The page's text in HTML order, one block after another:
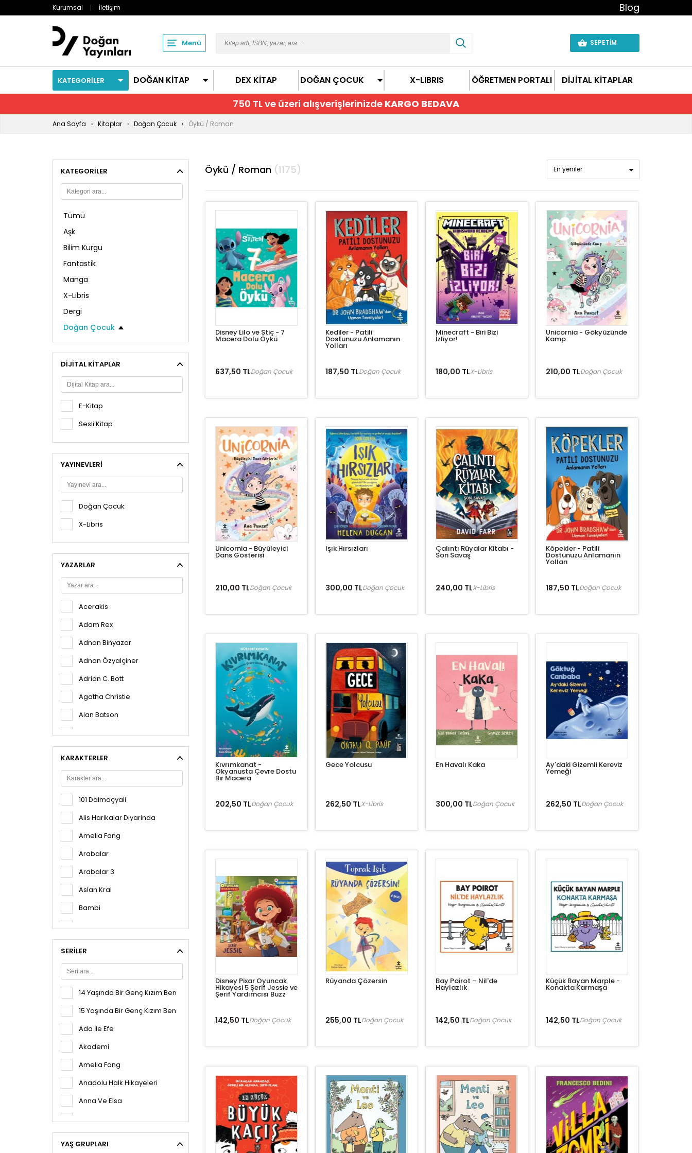
Kurumsal İletişim Blog
Menü SEPETİM
KATEGORİLER DOĞAN KİTAP DEX KİTAP DOĞAN ÇOCUK X-LIBRIS ÖĞRETMEN PORTALI DİJİTAL KİTAPLAR
750 TL ve üzeri alışverişlerinizde KARGO BEDAVA
Ana Sayfa Kitaplar Doğan Çocuk Öykü / Roman
KATEGORILER
Tümü
Aşk
Bilim Kurgu
Fantastik
Manga
X-Libris
Dergi
Doğan Çocuk
Öykü / Roman
Boyama / Faaliyet
Eğitsel
Hobi & Oyuncak & Hediyelik
Öykü / Roman
Anı Biyografi
Anne Baba Akademisi
Çocuk Bakımı ve Gelişimi
Gezi
İş Dünyası
Kişisel Gelişim
Popüler Bilim / LOGOS
Sağlık
Şiir
Tarih
Yemek
Polisiye - Gerilim
Diğer Kitaplar
DIJITAL KITAPLAR
E-Kitap
Sesli Kitap
YAYINEVLERI
Doğan Çocuk
X-Libris
YAZARLAR
Acerakis
Adam Rex
Adnan Binyazar
Adnan Özyalçiner
Adrian C. Bott
Agatha Christie
Alan Batson
Amanda Ziller
Amelia Drake
Ana Punset
Angelo Mozzillo
Anıl Basılı
Anna Sewell
Anne Booth
Antoine De Saint-Exupéry
Arzu Tülümen
ASLI ETİ
Ayfer V. Artaç
AYŞE YORGANCIOĞLU
Beatrice Nicodeme
KARAKTERLER
101 Dalmaçyali
Alis Harikalar Diyarinda
Amelia Fang
Arabalar
Arabalar 3
Aslan Kral
Bambi
Bay Ve Bayanlar
Bingo Ve Roli
Ceydi
Çilek Kiz
COCO
Cocomelon
Disney Alice
Disney Mickey
Disney Prenses
Disney Soy Luna
Disney Stiç
SERILER
14 Yaşında Bir Genç Kızım Ben
15 Yaşında Bir Genç Kızım Ben
Ada İle Efe
Akademi
Amelia Fang
Anadolu Halk Hikayeleri
Anna Ve Elsa
YAŞ GRUPLARI
Öykü / Roman (1175) En yeniler
Disney Lilo ve Stiç - 7
Macera Dolu Öykü
637,50 TLDoğan Çocuk
Kediler - Patili
Dostunuzu Anlamanın
Yolları
187,50 TLDoğan Çocuk
Minecraft - Biri Bizi
İzliyor!
180,00 TLX-Libris
Unicornia - Gökyüzünde
Kamp
210,00 TLDoğan Çocuk
Unicornia - Büyüleyici
Dans Gösterisi
210,00 TLDoğan Çocuk
Işık Hırsızları
300,00 TLDoğan Çocuk
Çalıntı Rüyalar Kitabı -
Son Savaş
240,00 TLX-Libris
Köpekler - Patili
Dostunuzu Anlamanın
Yolları
187,50 TLDoğan Çocuk
Kıvrımkanat -
Okyanusta Çevre Dostu
Bir Macera
202,50 TLDoğan Çocuk
Gece Yolcusu
262,50 TLX-Libris
En Havalı Kaka
300,00 TLDoğan Çocuk
Ay'daki Gizemli Kereviz
Yemeği
262,50 TLDoğan Çocuk
Disney Pixar Oyuncak
Hikayesi 5 Şerif Jessie ve
Şerif Yardımcısı Buzz
142,50 TLDoğan Çocuk
Rüyanda Çözersin
255,00 TLDoğan Çocuk
Bay Poirot – Nil'de
Haylazlık
142,50 TLDoğan Çocuk
Küçük Bayan Marple -
Konakta Karmaşa
142,50 TLDoğan Çocuk